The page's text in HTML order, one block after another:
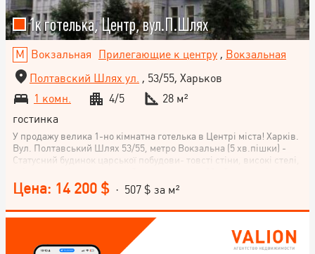
1к готелька, Центр, вул.П.Шлях
Вокзальная Прилегающие к центру, Вокзальная
Полтавский Шлях ул. , 53/55, Харьков
1 комн.
4/5
28 м²
гостинка
У продажу велика 1-но кімнатна готелька в Центрі міста! Харків.
Вул. Полтавський Шлях 53/55, метро Вокзальна (5 хв.пішки) -
Статусний будинок царської побудови- товсті стіни, високі стелі,
балкон, житлова 21 м2, санвузол роздільний, 4/5 поверхового
будинку. - В кімнаті зроблено капітальний ремонт: нові батареї
бі- метал, натяжна стеля, трикамерний склопакет . - Залишилося
найприємніше - обрати шпалери! - Зручності на двох, але є
можливість зробити свій санвузол/кухню, в кімнаті вже є
відокремлено 4м2( комунікації за стіною). -Три квартири поруч-
Цена: 14 200 $ · 507 $ за м²